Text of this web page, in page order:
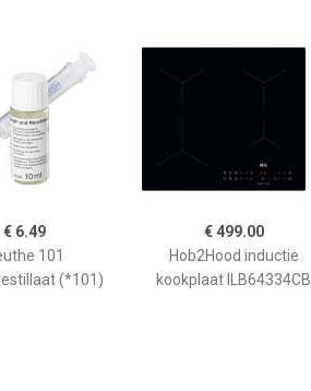
€ 6.49
101
(*101)
€ 499.00
Hob2Hood inductie
kookplaat ILB64334CB